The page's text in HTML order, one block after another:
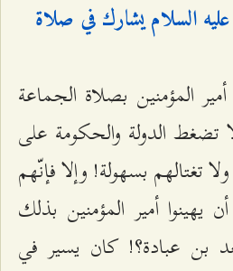
عليه السلام يشارك في صلاة
المؤمنين بصلاة الجماعة
تضغط الدولة والحكومة على
تغتالهم بسهولة! وإلا فإنّهم
يهينوا أمير المؤمنين بذلك
بن عبادة؟! كان يسير في